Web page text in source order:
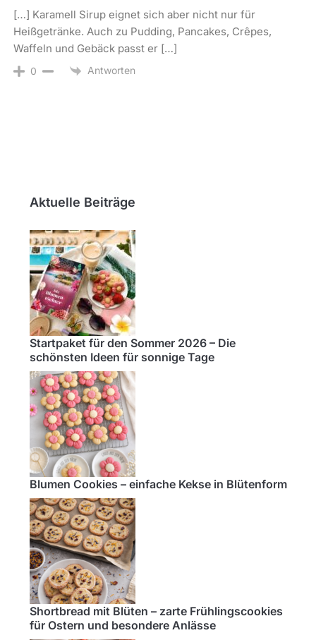
[…] Karamell Sirup eignet sich aber nicht nur für
Heißgetränke. Auch zu Pudding, Pancakes, Crêpes,
Waffeln und Gebäck passt er […]
0 Antworten
Aktuelle Beiträge
Startpaket für den Sommer 2026 – Die
schönsten Ideen für sonnige Tage
Blumen Cookies – einfache Kekse in Blütenform
Shortbread mit Blüten – zarte Frühlingscookies
für Ostern und besondere Anlässe